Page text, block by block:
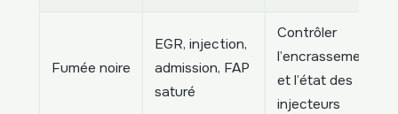
Fumée noire
EGR, injection,
admission, FAP
saturé
Contrôler
l’encrassement
et l’état des
injecteurs